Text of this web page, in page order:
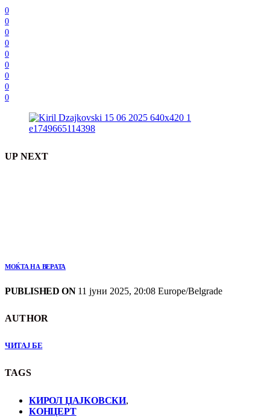
0
0
0
0
0
0
0
0
0
UP NEXT
МОЌТА НА ВЕРАТА
PUBLISHED ON11 јуни 2025, 20:08 Europe/Belgrade
AUTHOR
ЧИТАЈ БЕ
TAGS
КИРОЛ ЏАЈКОВСКИ,
КОНЦЕРТ